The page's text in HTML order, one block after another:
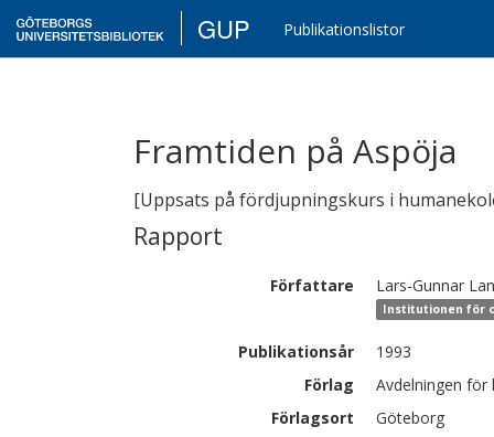
GUP Publikationslistor
Framtiden på Aspöja
[Uppsats på fördjupningskurs i
Rapport
Författare Lars-Gunnar
Institutionen för
Publikationsår
1993
Förlag
Avdelningen för
Förlagsort
Göteborg